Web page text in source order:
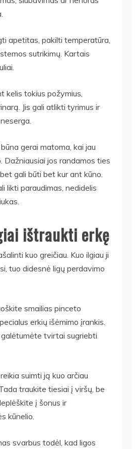
apetitas, pakilti temperatūra,
sutrikimų. Kartais
kelis tokius požymius,
Jis gali atlikti tyrimus ir
gerai matoma, kai jau
Dažniausiai jos randamos ties
gali būti bet kur ant kūno.
likti paraudimas, nedidelis
ištraukti erkę
kuo greičiau. Kuo ilgiau ji
tuo didesnė ligų perdavimo
smailias pinceto
erkių išėmimo įrankis.
tvirtai sugriebti
suimti ją kuo arčiau
traukite tiesiai į viršų, be
į šonus ir
kūnelio.
svarbus todėl, kad ligos